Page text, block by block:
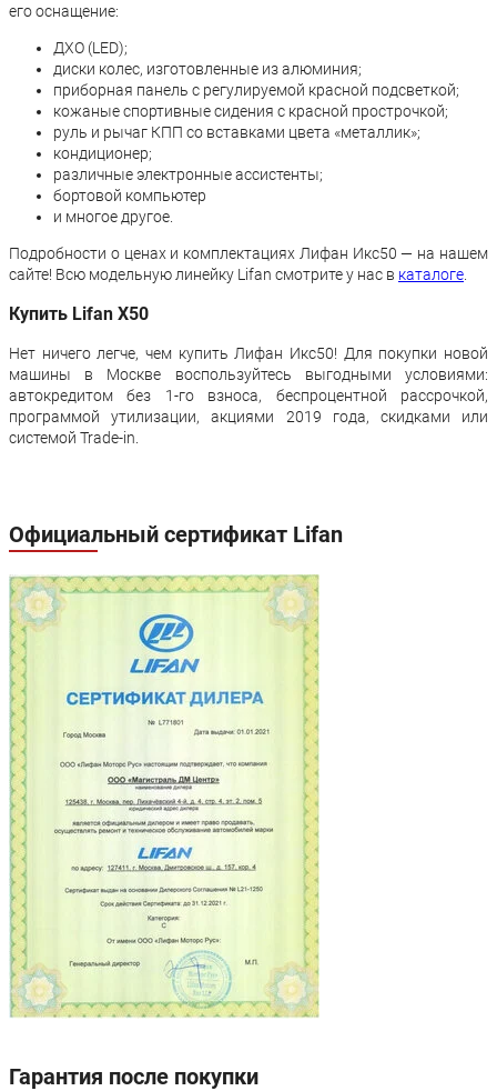
его оснащение:
ДХО (LED);
диски колес, изготовленные из алюминия;
приборная панель с регулируемой красной подсветкой;
кожаные спортивные сидения с красной прострочкой;
руль и рычаг КПП со вставками цвета «металлик»;
кондиционер;
различные электронные ассистенты;
бортовой компьютер
и многое другое.
Подробности о ценах и комплектациях Лифан Икс50 — на нашем
сайте! Всю модельную линейку Lifan смотрите у нас в каталоге
Купить Lifan X50
Нет ничего легче, чем купить Лифан Икс50! Для покупки новой
машины в Москве воспользуйтесь выгодными условиями:
автокредитом без 1-го взноса, беспроцентной рассрочкой,
программой утилизации, акциями 2019 года, скидками или
системой Trade-in.
Официальный сертификат Lifan
Гарантия после покупки